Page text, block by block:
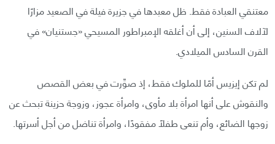
معتنقي العبادة فقط. ظل معبدها في جزيرة فيلة في الصعيد مزارًا
لآلاف السنين، إلى أن أغلقه الإمبراطور المسيحي «جستنيان» في
القرن السادس الميلادي.
لم تكن إيزيس أمًا للملوك فقط، إذ صوِّرت في بعض القصص
والنقوش على أنها امرأة بلا مأوى، وامرأة عجوز، وزوجة حزينة تبحث عن
زوجها الضائع، وأم تنعى طفلًا مفقودًا، وامرأة تناضل من أجل أسرتها.